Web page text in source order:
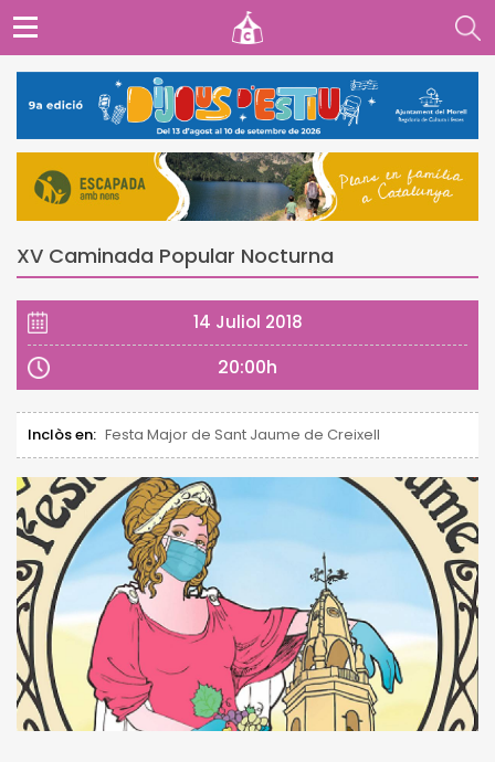
XV Caminada Popular Nocturna
14 Juliol 2018
20:00h
Inclòs en: Festa Major de Sant Jaume de Creixell